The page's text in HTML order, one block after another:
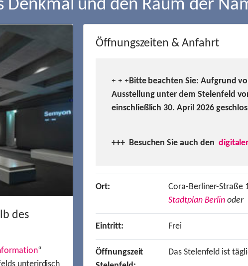
Denkmal und den Raum der
des
“
Öffnungszeiten & Anfahrt
+ + +Bitte beachten Sie: Aufgrund
Ausstellung unter dem Stelenfeld
einschließlich 30. April 2026
+++ Besuchen Sie auch den
Ort: Cora-Berliner-Straße
Stadtplan Berlin oder
Eintritt: Frei
Öffnungszeit
Das Stelenfeld ist